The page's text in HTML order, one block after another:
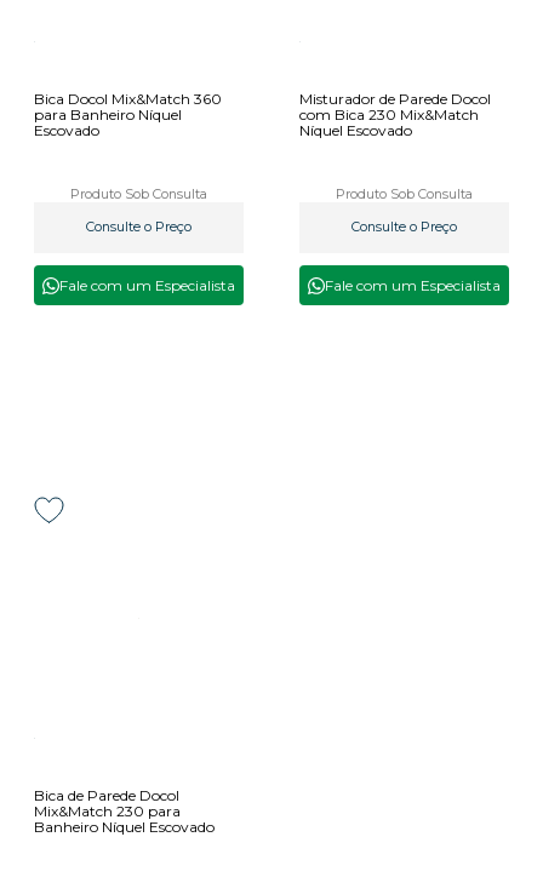
Bica Docol Mix&Match 360
para Banheiro Níquel
Escovado
Produto Sob Consulta
Consulte o Preço
Fale com um Especialista
Misturador de Parede Docol
com Bica 230 Mix&Match
Níquel Escovado
Produto Sob Consulta
Consulte o Preço
Fale com um Especialista
Bica de Parede Docol
Mix&Match 230 para
Banheiro Níquel Escovado